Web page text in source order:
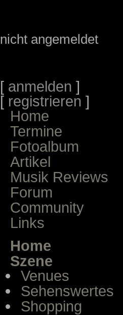
nicht angemeldet
[ anmelden ]
[ registrieren ]
Home
Termine
Fotoalbum
Artikel
Musik Reviews
Forum
Community
Links
Home
Szene
Venues
Sehenswertes
Shopping